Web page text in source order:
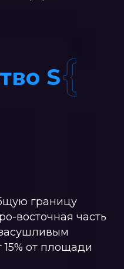
границу
восточная часть
от площади